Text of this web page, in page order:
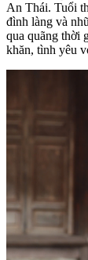
An Thái. Tuổi
đình làng và
qua quãng thời
khăn, tình yêu